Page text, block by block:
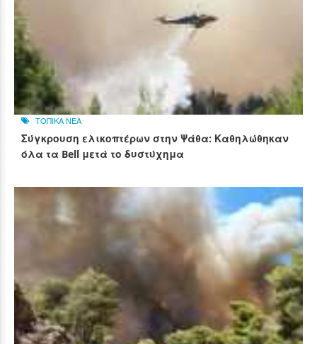
ΤΟΠΙΚΑ ΝΕΑ
Σύγκρουση ελικοπτέρων στην Ψάθα: Καθηλώθηκαν
όλα τα Bell μετά το δυστύχημα